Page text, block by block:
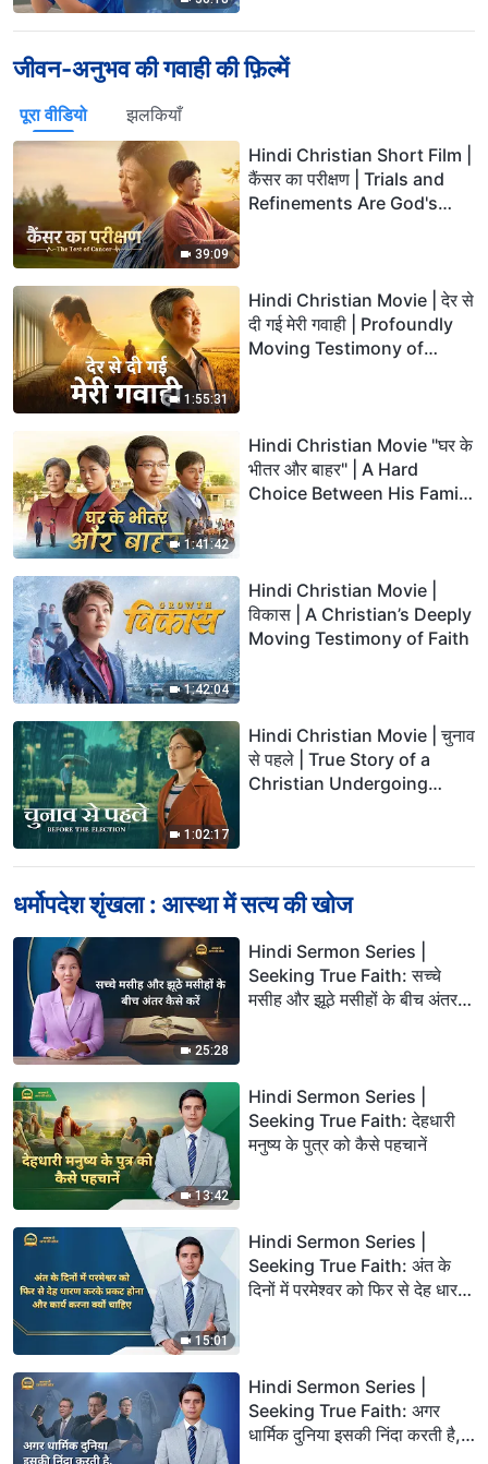
जीवन-अनुभव की गवाही की फ़िल्में
पूरा वीडियो झलकियाँ
39:09
Hindi Christian Short Film |
कैंसर का परीक्षण | Trials and
Refinements Are God's
1:55:31
Hindi Christian Movie | देर से
दी गई मेरी गवाही | Profoundly
Moving Testimony of
1:41:42
Hindi Christian Movie "घर के
भीतर और बाहर" | A Hard
Choice Between His Family
1:42:04
Hindi Christian Movie |
विकास | A Christian’s Deeply
Moving Testimony of Faith
1:02:17
Hindi Christian Movie | चुनाव
से पहले | True Story of a
Christian Undergoing
धर्मोपदेश शृंखला : आस्था में सत्य की खोज
25:28
Hindi Sermon Series |
Seeking True Faith: सच्चे
मसीह और झूठे मसीहों के बीच अंतर
13:42
Hindi Sermon Series |
Seeking True Faith: देहधारी
मनुष्य के पुत्र को कैसे पहचानें
15:01
Hindi Sermon Series |
Seeking True Faith: अंत के
दिनों में परमेश्वर को फिर से देह धारण
Hindi Sermon Series |
Seeking True Faith: अगर
धार्मिक दुनिया इसकी निंदा करती है,